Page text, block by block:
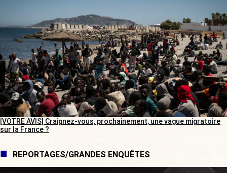
[VOTRE AVIS] Craignez-vous, prochainement, une vague migratoire
sur la France ?
REPORTAGES/GRANDES ENQUÊTES